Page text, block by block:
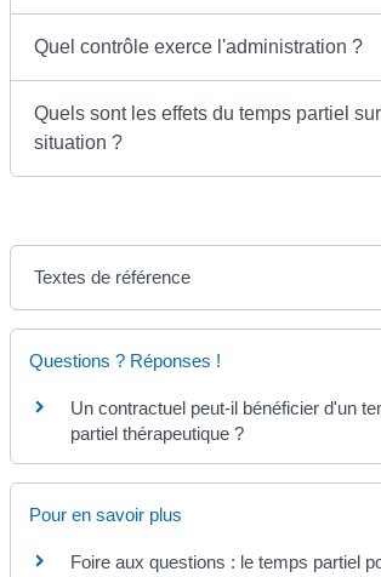
Quel contrôle exerce l'administration ?
Quels sont les effets du temps partiel
situation ?
Textes de référence
Questions ? Réponses !
Un contractuel peut-il bénéficier d'un
partiel thérapeutique ?
Pour en savoir plus
Foire aux questions : le temps partiel